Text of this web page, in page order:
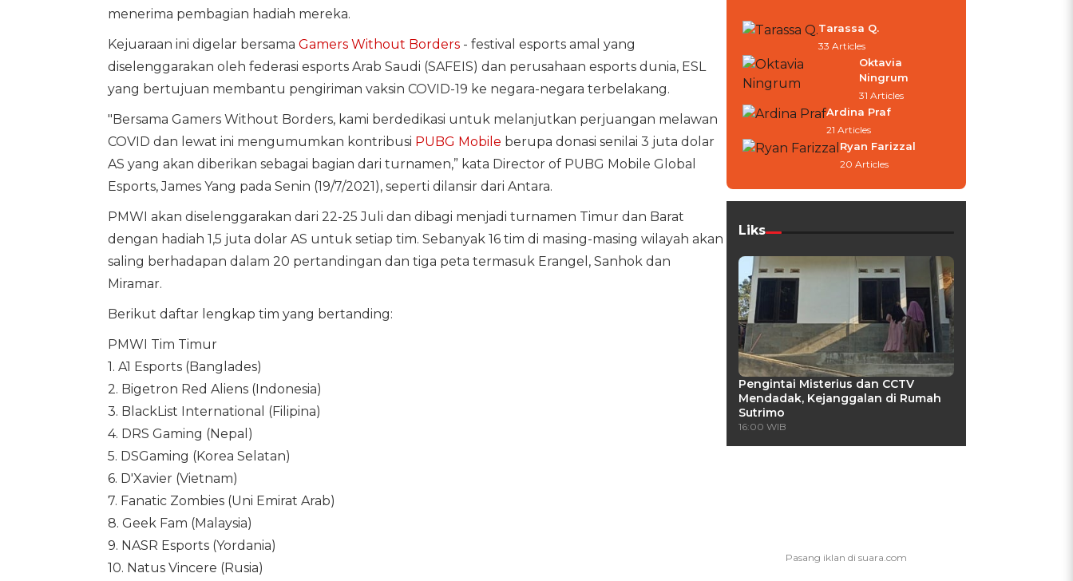
menerima pembagian hadiah mereka.
Kejuaraan ini digelar bersama Gamers Without Borders- festival esports amal yang
diselenggarakan oleh federasi esports Arab Saudi (SAFEIS) dan perusahaan esports dunia, ESL
yang bertujuan membantu pengiriman vaksin COVID-19 ke negara-negara terbelakang.
"Bersama Gamers Without Borders, kami berdedikasi untuk melanjutkan perjuangan melawan
COVID dan lewat ini mengumumkan kontribusi PUBG Mobile berupa donasi senilai 3 juta dolar
AS yang akan diberikan sebagai bagian dari turnamen,” kata Director of PUBG Mobile Global
Esports, James Yang pada Senin (19/7/2021), seperti dilansir dari Antara.
PMWI akan diselenggarakan dari 22-25 Juli dan dibagi menjadi turnamen Timur dan Barat
dengan hadiah 1,5 juta dolar AS untuk setiap tim. Sebanyak 16 tim di masing-masing wilayah akan
saling berhadapan dalam 20 pertandingan dan tiga peta termasuk Erangel, Sanhok dan
Miramar.
Berikut daftar lengkap tim yang bertanding:
PMWI Tim Timur
1. A1 Esports (Banglades)
2. Bigetron Red Aliens (Indonesia)
3. BlackList International (Filipina)
4. DRS Gaming (Nepal)
5. DSGaming (Korea Selatan)
6. D'Xavier (Vietnam)
7. Fanatic Zombies (Uni Emirat Arab)
8. Geek Fam (Malaysia)
9. NASR Esports (Yordania)
10. Natus Vincere (Rusia)
Tarassa Q.
33 Articles
Oktavia
Ningrum
31 Articles
Ardina Praf
21 Articles
Ryan Farizzal
20 Articles
Liks
Pengintai Misterius dan CCTV
Mendadak, Kejanggalan di Rumah
Sutrimo
16:00 WIB